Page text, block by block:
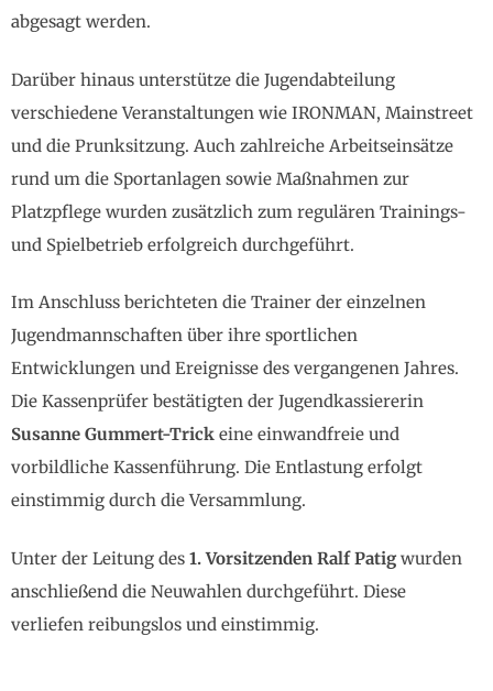
abgesagt werden.
Darüber hinaus unterstütze die Jugendabteilung
verschiedene Veranstaltungen wie IRONMAN, Mainstreet
und die Prunksitzung. Auch zahlreiche Arbeitseinsätze
rund um die Sportanlagen sowie Maßnahmen zur
Platzpflege wurden zusätzlich zum regulären Trainings-
und Spielbetrieb erfolgreich durchgeführt.
Im Anschluss berichteten die Trainer der einzelnen
Jugendmannschaften über ihre sportlichen
Entwicklungen und Ereignisse des vergangenen Jahres.
Die Kassenprüfer bestätigten der Jugendkassiererin
Susanne Gummert-Trick eine einwandfreie und
vorbildliche Kassenführung. Die Entlastung erfolgt
einstimmig durch die Versammlung.
Unter der Leitung des 1. Vorsitzenden Ralf Patigwurden
anschließend die Neuwahlen durchgeführt. Diese
verliefen reibungslos und einstimmig.